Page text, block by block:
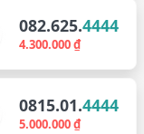
082.625.4444
4.300.000 ₫
0815.01.4444
5.000.000 ₫